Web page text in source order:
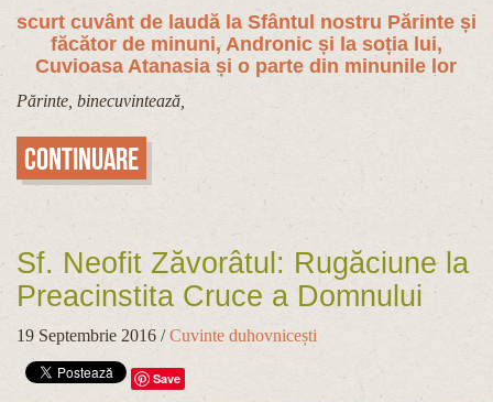
scurt cuvânt de laudă la Sfântul nostru Părinte și
făcător de minuni, Andronic și la soția lui,
Cuvioasa Atanasia și o parte din minunile lor
Părinte, binecuvintează,
Continuare
Sf. Neofit Zăvorâtul: Rugăciune la
Preacinstita Cruce a Domnului
19 Septembrie 2016 /Cuvinte duhovnicești
Save